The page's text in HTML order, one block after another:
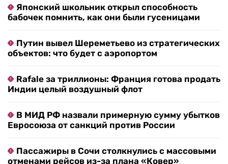
Японский школьник открыл способность
бабочек помнить, как они были гусеницами
Путин вывел Шереметьево из стратегических
объектов: что будет с аэропортом
Rafale за триллионы: Франция готова продать
Индии целый воздушный флот
В МИД РФ назвали примерную сумму убытков
Евросоюза от санкций против России
Пассажиры в Сочи столкнулись с массовыми
отменами рейсов из-за плана «Ковер»